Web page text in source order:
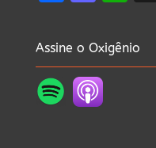
Assine o Oxigênio